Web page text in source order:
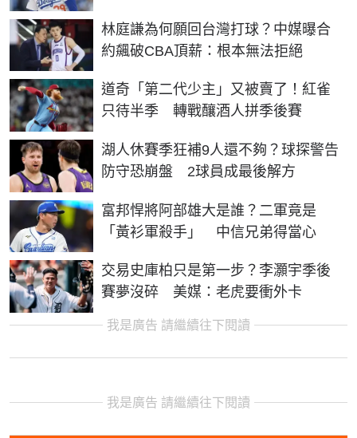
林庭謙為何願回台灣打球？中媒曝合
約飆破CBA頂薪：根本無法拒絕
道奇「第二代少主」又被賣了！紅雀
只待半季 轉戰釀酒人拼季後賽
湖人休賽季狂補9人還不夠？球探警告
防守恐崩盤 2球員成最後解方
富邦悍將阿部雄大是誰？二軍竟是
「黃衫軍殺手」 中信兄弟得當心
交易史庫柏只是第一步？李灝宇季後
賽夢沒碎 美媒：老虎要衝外卡
我是廣告 請繼續往下閱讀
我是廣告 請繼續往下閱讀